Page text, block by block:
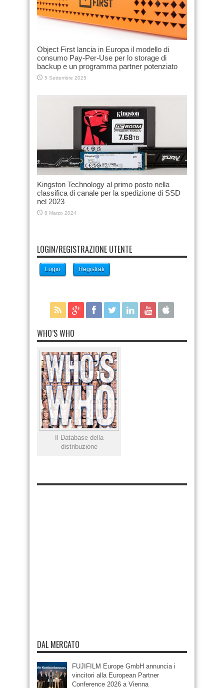
Object First lancia in Europa il modello di
consumo Pay-Per-Use per lo storage di
backup e un programma partner potenziato
5 Settembre 2025
Kingston Technology al primo posto nella
classifica di canale per la spedizione di SSD
nel 2023
8 Marzo 2024
LOGIN/REGISTRAZIONE UTENTE
Login Registrati
WHO’S WHO
Il Database della
distribuzione
DAL MERCATO
FUJIFILM Europe GmbH annuncia i
vincitori alla European Partner
Conference 2026 a Vienna